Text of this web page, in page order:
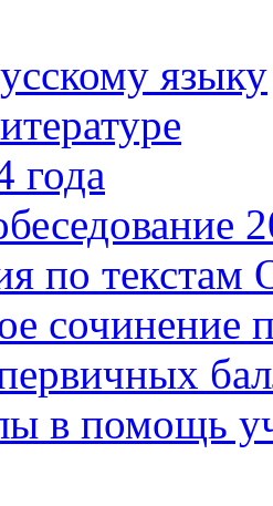
языку
года
по текстам
сочинение
в помощь